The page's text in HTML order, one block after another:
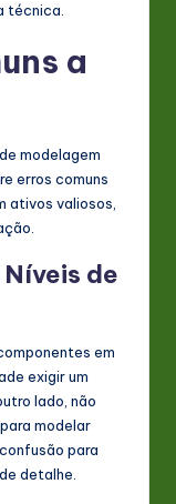
técnica.
a
modelagem
erros comuns
ativos valiosos,
de
em
exigir um
lado, não
modelar
para
detalhe.